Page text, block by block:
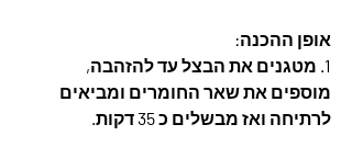
אופן ההכנה:
1. מטגנים את הבצל עד להזהבה,
מוספים את שאר החומרים ומביאים
לרתיחה ואז מבשלים כ 35 דקות.